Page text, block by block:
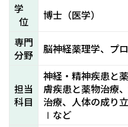
学
位
博士（医学）
専門
分野
脳神経薬理学、プ
担当
科目
神経・精神疾患と
膚疾患と薬物治療
治療、人体の成り
Ⅰなど